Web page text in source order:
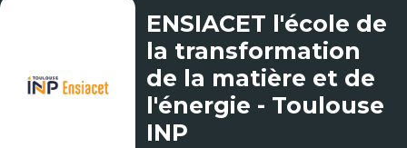
ENSIACET l'école de
la transformation
de la matière et de
l'énergie - Toulouse
INP